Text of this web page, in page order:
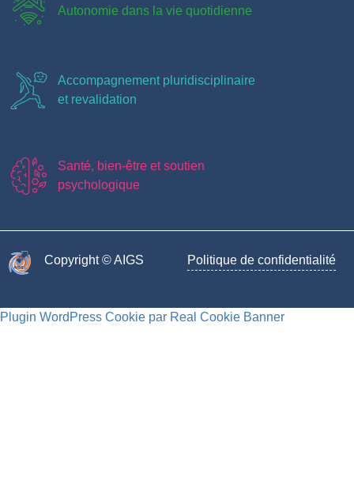
Autonomie dans la vie quotidienne
Accompagnement pluridisciplinaire
et revalidation
Santé, bien-être et soutien
psychologique
Copyright © AIGS​ Politique de confidentialité
Plugin WordPress Cookie par Real Cookie Banner